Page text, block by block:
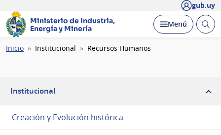
gub.uy
Ministerio de Industria,
Energía y Minería
Desplegar
Menú Abrir
Ruta
Inicio Institucional Recursos Humanos
Institucional
Creación y Evolución histórica